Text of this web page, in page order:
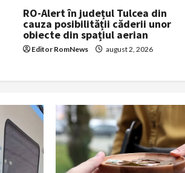
RO-Alert în județul Tulcea din
cauza posibilității căderii unor
obiecte din spațiul aerian
Editor RomNews august 2, 2026